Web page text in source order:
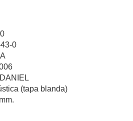
0
(tapa blanda)